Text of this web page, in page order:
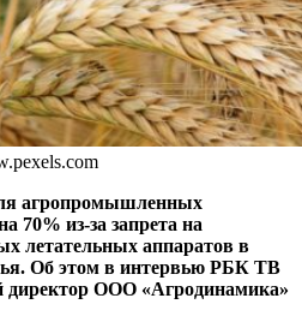
агропромышленных
70% из-за запрета на
летательных аппаратов в
Об этом в интервью РБК ТВ
OOO «Агродинамика»